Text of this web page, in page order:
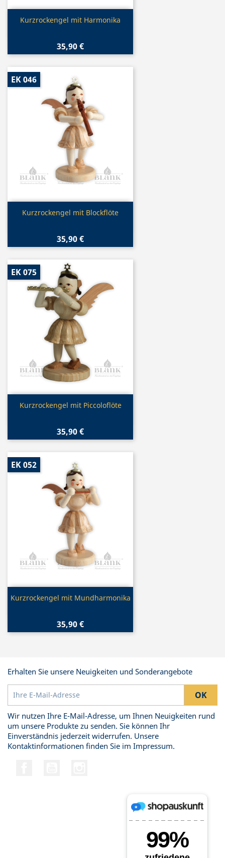
Vorschau
Kurzrockengel mit Harmonika
35,90 €
Vorschau
Kurzrockengel mit Blockflöte
35,90 €
EK 046
Vorschau
Kurzrockengel mit Piccoloflöte
35,90 €
EK 075
Vorschau
Kurzrockengel mit Mundharmonika
35,90 €
EK 052
Erhalten Sie unsere Neuigkeiten und Sonderangebote
Wir nutzen Ihre E-Mail-Adresse, um Ihnen Neuigkeiten rund
um unsere Produkte zu senden. Sie können Ihr
Einverständnis jederzeit widerrufen. Unsere
Kontaktinformationen finden Sie im Impressum.